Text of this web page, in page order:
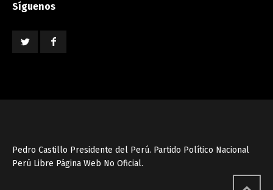
Síguenos
Pedro Castillo Presidente del Perú. Partido Político Nacional
Perú Libre Página Web No Oficial.